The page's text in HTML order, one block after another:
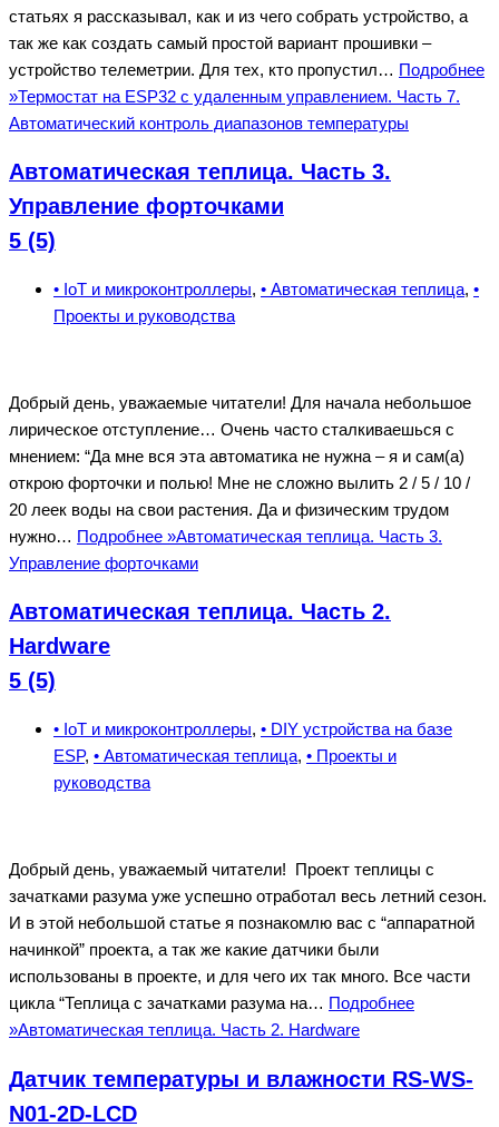
статьях я рассказывал, как и из чего собрать устройство, а
так же как создать самый простой вариант прошивки –
устройство телеметрии. Для тех, кто пропустил… Подробнее
»Термостат на ESP32 с удаленным управлением. Часть 7.
Автоматический контроль диапазонов температуры
Автоматическая теплица. Часть 3.
Управление форточками
5 (5)
• IoT и микроконтроллеры, • Автоматическая теплица, •
Проекты и руководства
Добрый день, уважаемые читатели! Для начала небольшое
лирическое отступление… Очень часто сталкиваешься с
мнением: “Да мне вся эта автоматика не нужна – я и сам(а)
открою форточки и полью! Мне не сложно вылить 2 / 5 / 10 /
20 леек воды на свои растения. Да и физическим трудом
нужно… Подробнее »Автоматическая теплица. Часть 3.
Управление форточками
Автоматическая теплица. Часть 2.
Hardware
5 (5)
• IoT и микроконтроллеры, • DIY устройства на базе
ESP, • Автоматическая теплица, • Проекты и
руководства
Добрый день, уважаемый читатели! Проект теплицы с
зачатками разума уже успешно отработал весь летний сезон.
И в этой небольшой статье я познакомлю вас с “аппаратной
начинкой” проекта, а так же какие датчики были
использованы в проекте, и для чего их так много. Все части
цикла “Теплица с зачатками разума на… Подробнее
»Автоматическая теплица. Часть 2. Hardware
Датчик температуры и влажности RS-WS-
N01-2D-LCD